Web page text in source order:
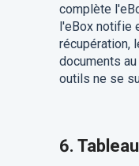
complète
l'eBox notifie
récupération,
documents
outils ne se
6.